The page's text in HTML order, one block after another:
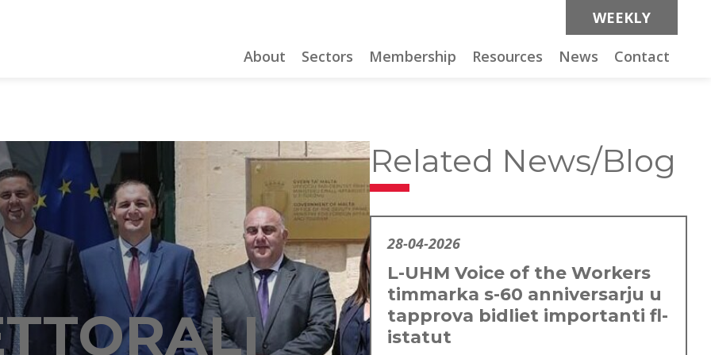
WEEKLY
About Sectors Membership Resources News Contact
Related News/Blog
28-04-2026
L-UHM Voice of the Workers
timmarka s-60 anniversarju u
tapprova bidliet importanti fl-
istatut